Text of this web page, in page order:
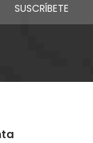
SUSCRÍBETE